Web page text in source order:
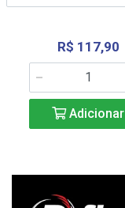
R$ 117,90
Adicionar